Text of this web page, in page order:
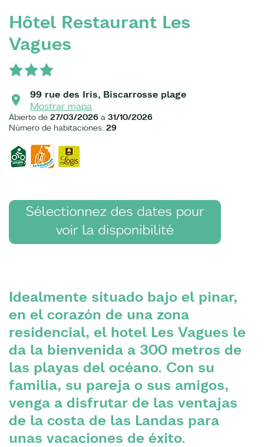
Hôtel Restaurant Les
Vagues
99 rue des Iris, Biscarrosse plage
Mostrar mapa
Abierto de 27/03/2026 a 31/10/2026
Número de habitaciones: 29
Idealmente situado bajo el pinar,
en el corazón de una zona
residencial, el hotel Les Vagues le
da la bienvenida a 300 metros de
las playas del océano. Con su
familia, su pareja o sus amigos,
venga a disfrutar de las ventajas
de la costa de las Landas para
unas vacaciones de éxito.